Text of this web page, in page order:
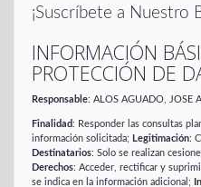
¡Suscríbete a Nuestro
INFORMACIÓN
PROTECCIÓN DE
Responsable: ALOS AGUADO, JOSE
Finalidad: Responder las consultas
información solicitada; Legitimación:
Destinatarios: Solo se realizan
Derechos: Acceder, rectificar y
se indica en la información adicional;